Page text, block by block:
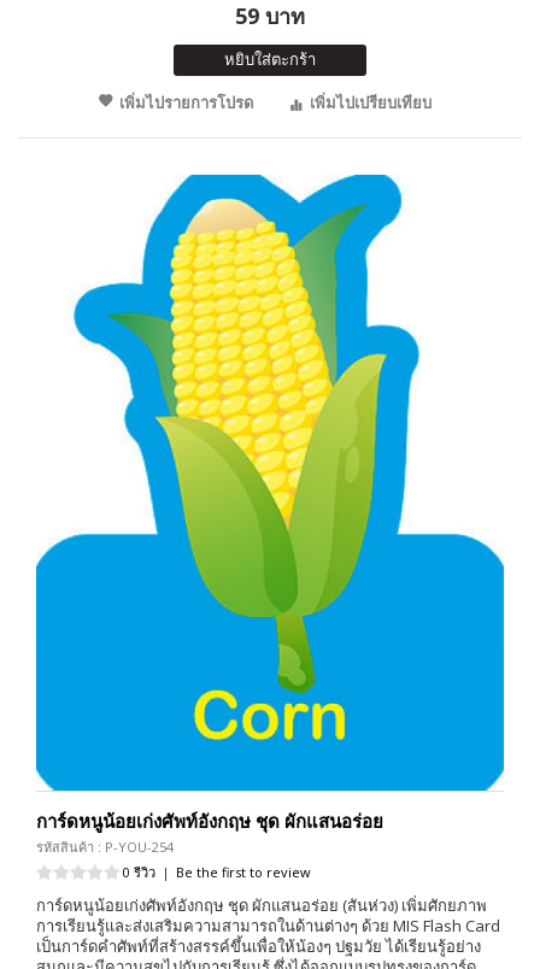
59 บาท
หยิบใส่ตะกร้า
เพิ่มไปรายการโปรด
เพิ่มไปเปรียบเทียบ
การ์ดหนูน้อยเก่งศัพท์อังกฤษ ชุด ผักแสนอร่อย
รหัสสินค้า : P-YOU-254
0 รีวิว | Be the first to review
การ์ดหนูน้อยเก่งศัพท์อังกฤษ ชุด ผักแสนอร่อย (สันห่วง) เพิ่มศักยภาพ
การเรียนรู้และส่งเสริมความสามารถในด้านต่างๆ ด้วย MIS Flash Card
เป็นการ์ดคำศัพท์ที่สร้างสรรค์ขึ้นเพื่อให้น้องๆ ปฐมวัย ได้เรียนรู้อย่าง